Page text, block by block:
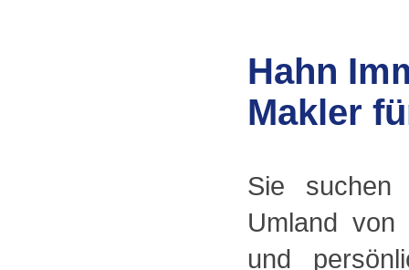
Hahn
Makler
Sie suchen
Umland von
und